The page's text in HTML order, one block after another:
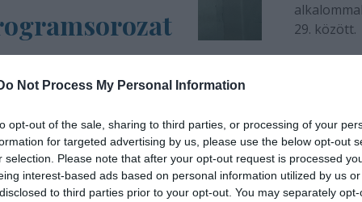
Not Process My Personal Information
opt-out of the sale, sharing to third parties, or processing of your
for targeted advertising by us, please use the below opt-out
selection. Please note that after your opt-out request is processed
interest-based ads based on personal information utilized by us
to third parties prior to your opt-out. You may separately
Háza e-Trafó elnevezésű
tartalmas, a digitális platformokon
online táncórák, live setek,
29. között.
INTERJÚ